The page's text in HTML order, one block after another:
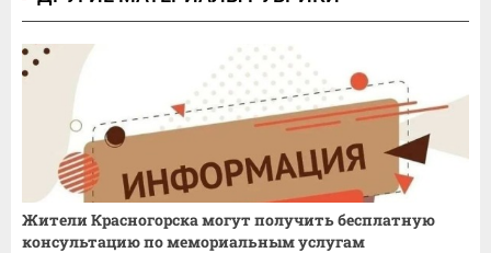
Жители Красногорска могут получить бесплатную
консультацию по мемориальным услугам